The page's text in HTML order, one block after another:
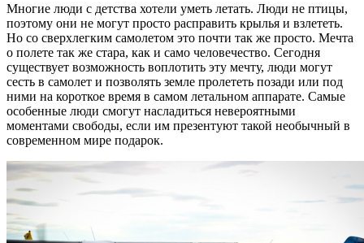
Многие люди с детства хотели уметь летать. Люди не птицы,
поэтому они не могут просто расправить крылья и взлететь.
Но со сверхлегким самолетом это почти так же просто. Мечта
о полете так же стара, как и само человечество. Сегодня
существует возможность воплотить эту мечту, люди могут
сесть в самолет и позволять земле пролететь позади или под
ними на короткое время в самом летальном аппарате. Самые
особенные люди смогут насладиться невероятными
моментами свободы, если им презентуют такой необычный в
современном мире подарок.